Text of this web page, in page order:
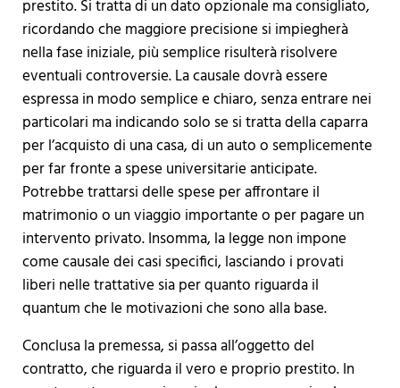
prestito. Si tratta di un dato opzionale ma consigliato,
ricordando che maggiore precisione si impiegherà
nella fase iniziale, più semplice risulterà risolvere
eventuali controversie. La causale dovrà essere
espressa in modo semplice e chiaro, senza entrare nei
particolari ma indicando solo se si tratta della caparra
per l’acquisto di una casa, di un auto o semplicemente
per far fronte a spese universitarie anticipate.
Potrebbe trattarsi delle spese per affrontare il
matrimonio o un viaggio importante o per pagare un
intervento privato. Insomma, la legge non impone
come causale dei casi specifici, lasciando i provati
liberi nelle trattative sia per quanto riguarda il
quantum che le motivazioni che sono alla base.
Conclusa la premessa, si passa all’oggetto del
contratto, che riguarda il vero e proprio prestito. In